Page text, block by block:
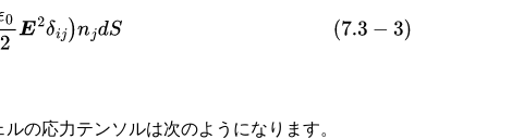
2 E2δij njdS
の応力テンソルは次のようになります。